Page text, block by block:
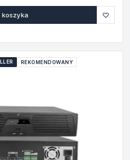
koszyka ♡
REKOMENDOWANY